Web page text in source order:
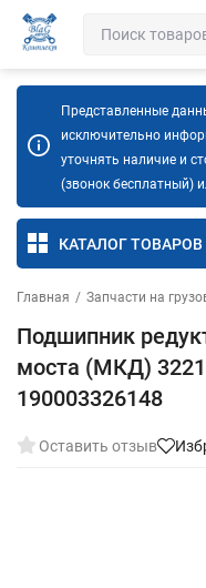
Представленные
исключительно
уточнять наличие и
(звонок бесплатный)
КАТАЛОГ ТОВАРОВ
Главная / Запчасти на
Подшипник
моста (МКД)
190003326148
Оставить отзыв